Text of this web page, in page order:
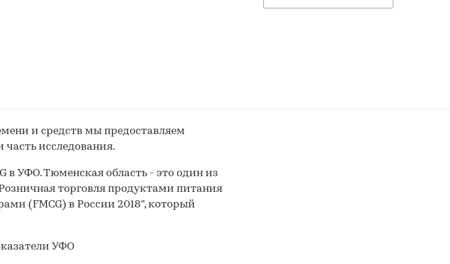
и средств мы предоставляем
исследования.
в УФО. Тюменская область - это один из
торговля продуктами питания
(FMCG) в России 2018", который
УФО